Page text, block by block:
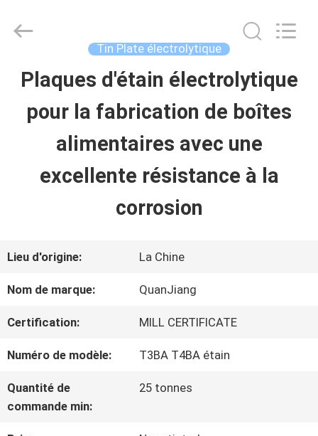
MAISON
PRODUITS
VIDÉOS
SUJET
VISITE
QUANYE
METAL
CO.,LTD.
Reserved.
Tin Plate électrolytique
Plaques d'étain électrolytique
pour la fabrication de boîtes
alimentaires avec une
excellente résistance à la
corrosion
Lieu d'origine: La Chine
Nom de marque: QuanJiang
Certification: MILL CERTIFICATE
Numéro de modèle: T3BA T4BA étain
Quantité de
commande min:
25 tonnes